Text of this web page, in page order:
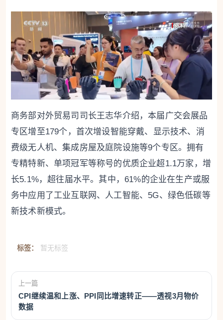
商务部对外贸易司司长王志华介绍，本届广交会展品
专区增至179个，首次增设智能穿戴、显示技术、消
费级无人机、集成房屋及庭院设施等9个专区。拥有
专精特新、单项冠军等称号的优质企业超1.1万家，增
长5.1%，超往届水平。其中，61%的企业在生产或服
务中应用了工业互联网、人工智能、5G、绿色低碳等
新技术新模式。
标签： 暂无标签
上一篇
CPI继续温和上涨、PPI同比增速转正——透视3月物价
数据